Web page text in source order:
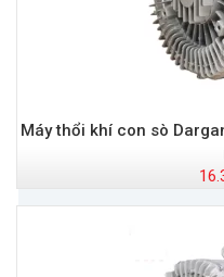
Máy thổi khí con sò